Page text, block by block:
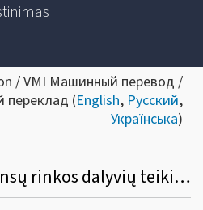
/ VMI Машинный перевод /
переклад (English, Русский,
Українська)
Dėl atnaujinto Finansų rinkos dalyvių teikiamų duomenų apie atidarytas ir uždarytas visų rūšių sąskaitas, seifo kamerų nuomą, asmenų atstovus ir naudos gavėjus XML pranešimo aprašymo